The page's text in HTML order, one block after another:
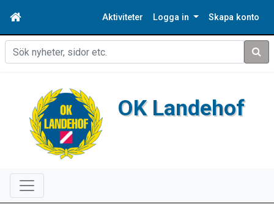
Aktiviteter Logga in Skapa konto
Sök
OK Landehof